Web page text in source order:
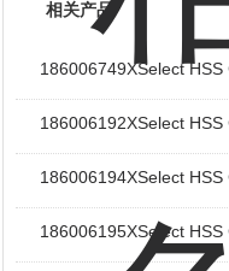
相关产品
186006749XSelect
186006192XSelect
186006194XSelect
186006195XSelect